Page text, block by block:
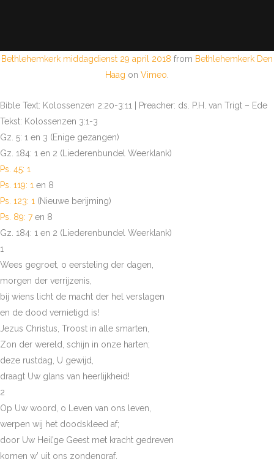
Bethlehemkerk middagdienst 29 april 2018 from Bethlehemkerk Den
Haag on Vimeo
Bible Text: Kolossenzen 2:20-3:11 | Preacher: ds. P.H. van Trigt – Ede
Tekst: Kolossenzen 3:1-3
Gz. 5: 1 en 3 (Enige gezangen)
Gz. 184: 1 en 2 (Liederenbundel Weerklank)
Ps. 45: 1
Ps. 119: 1 en 8
Ps. 123: 1 (Nieuwe berijming)
Ps. 89: 7en 8
Gz. 184: 1 en 2 (Liederenbundel Weerklank)
1
Wees gegroet, o eersteling der dagen,
morgen der verrijzenis,
bij wiens licht de macht der hel verslagen
en de dood vernietigd is!
Jezus Christus, Troost in alle smarten,
Zon der wereld, schijn in onze harten;
deze rustdag, U gewijd,
draagt Uw glans van heerlijkheid!
2
Op Uw woord, o Leven van ons leven,
werpen wij het doodskleed af;
door Uw Heil’ge Geest met kracht gedreven
komen w’ uit ons zondengraf.